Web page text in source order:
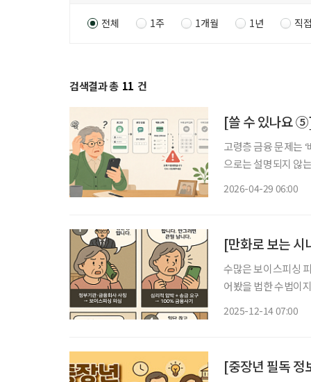
전체 1주 1개월 1년 직
검색결과 총 11 건
[쓸 수 있나요
고령층 금융 문제는
으로는 설명되지 않
2026-04-29 06:00
수많은 보이스피싱
어봤을 법한 수법이
2025-12-14 07:00
[중장년 필독 정